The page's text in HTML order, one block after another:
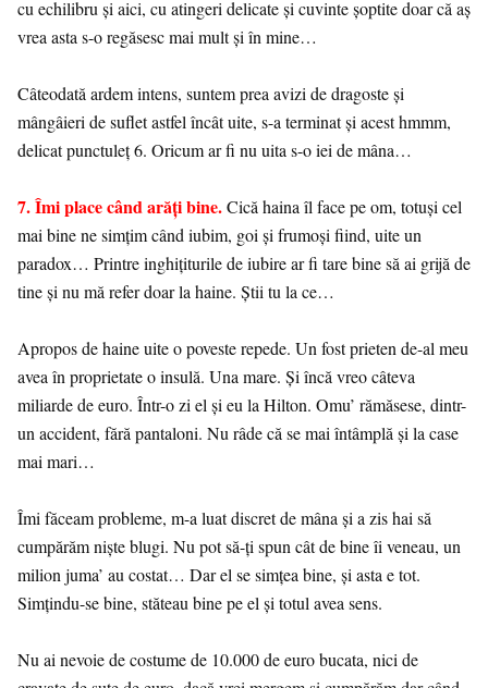
cu echilibru și aici, cu atingeri delicate și cuvinte șoptite doar că aș
vrea asta s-o regăsesc mai mult și în mine…
Câteodată ardem intens, suntem prea avizi de dragoste și
mângâieri de suflet astfel încât uite, s-a terminat și acest hmmm,
delicat punctuleț 6. Oricum ar fi nu uita s-o iei de mâna…
7. Îmi place când arăți bine.Cică haina îl face pe om, totuși cel
mai bine ne simțim când iubim, goi și frumoși fiind, uite un
paradox… Printre inghițiturile de iubire ar fi tare bine să ai grijă de
tine și nu mă refer doar la haine. Știi tu la ce…
Apropos de haine uite o poveste repede. Un fost prieten de-al meu
avea în proprietate o insulă. Una mare. Și încă vreo câteva
miliarde de euro. Într-o zi el și eu la Hilton. Omu’ rămăsese, dintr-
un accident, fără pantaloni. Nu râde că se mai întâmplă și la case
mai mari…
Îmi făceam probleme, m-a luat discret de mâna și a zis hai să
cumpărăm niște blugi. Nu pot să-ți spun cât de bine îi veneau, un
milion juma’ au costat… Dar el se simțea bine, și asta e tot.
Simțindu-se bine, stăteau bine pe el și totul avea sens.
Nu ai nevoie de costume de 10.000 de euro bucata, nici de